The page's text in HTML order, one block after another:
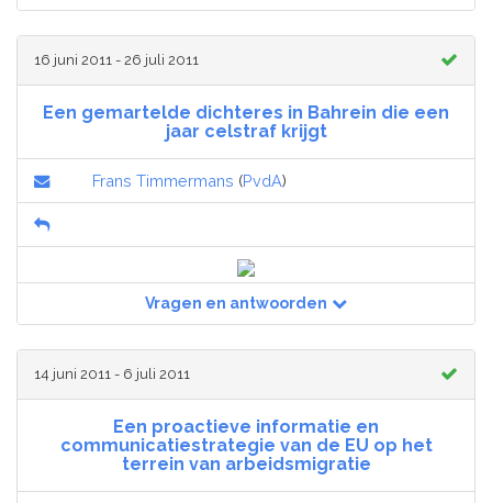
16 juni 2011 - 26 juli 2011
Een gemartelde dichteres in Bahrein die een
jaar celstraf krijgt
Frans Timmermans (PvdA)
Vragen en antwoorden
14 juni 2011 - 6 juli 2011
Een proactieve informatie en
communicatiestrategie van de EU op het
terrein van arbeidsmigratie